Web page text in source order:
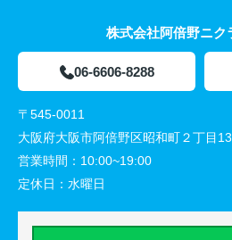
株式会社阿倍野ニク
06-6606-8288
〒545-0011
大阪府大阪市阿倍野区昭和町２丁目
営業時間： 10:00~19:00
定休日： 水曜日